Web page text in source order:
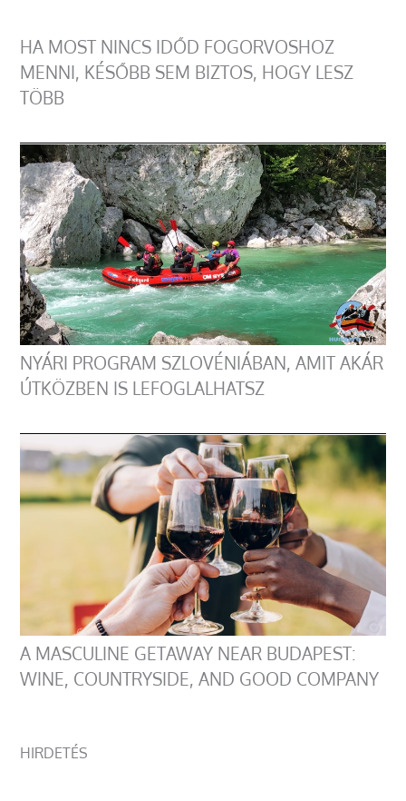
HA MOST NINCS IDŐD FOGORVOSHOZ
MENNI, KÉSŐBB SEM BIZTOS, HOGY LESZ
TÖBB
NYÁRI PROGRAM SZLOVÉNIÁBAN, AMIT AKÁR
ÚTKÖZBEN IS LEFOGLALHATSZ
A MASCULINE GETAWAY NEAR BUDAPEST:
WINE, COUNTRYSIDE, AND GOOD COMPANY
HIRDETÉS